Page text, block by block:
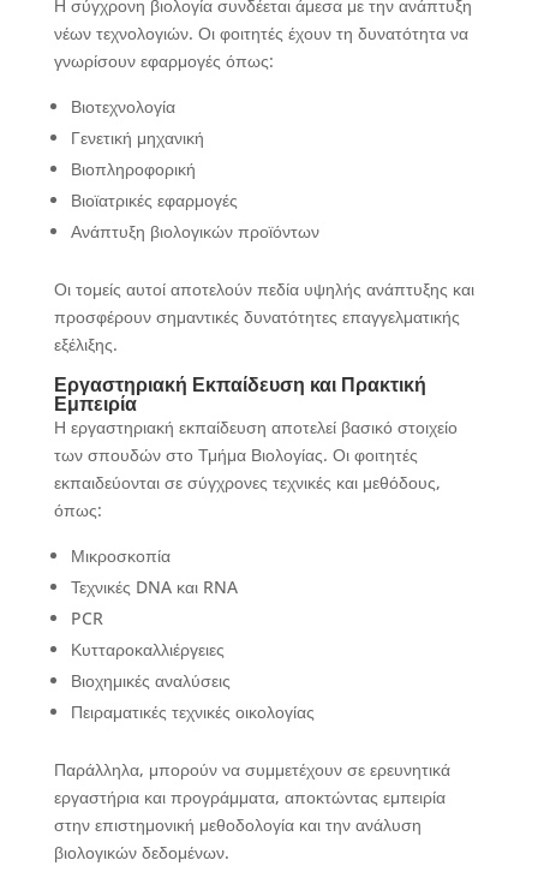
Η σύγχρονη βιολογία συνδέεται άμεσα με την ανάπτυξη
νέων τεχνολογιών. Οι φοιτητές έχουν τη δυνατότητα να
γνωρίσουν εφαρμογές όπως:
Βιοτεχνολογία
Γενετική μηχανική
Βιοπληροφορική
Βιοϊατρικές εφαρμογές
Ανάπτυξη βιολογικών προϊόντων
Οι τομείς αυτοί αποτελούν πεδία υψηλής ανάπτυξης και
προσφέρουν σημαντικές δυνατότητες επαγγελματικής
εξέλιξης.
Εργαστηριακή Εκπαίδευση και Πρακτική
Εμπειρία
Η εργαστηριακή εκπαίδευση αποτελεί βασικό στοιχείο
των σπουδών στο Τμήμα Βιολογίας. Οι φοιτητές
εκπαιδεύονται σε σύγχρονες τεχνικές και μεθόδους,
όπως:
Μικροσκοπία
Τεχνικές DNA και RNA
PCR
Κυτταροκαλλιέργειες
Βιοχημικές αναλύσεις
Πειραματικές τεχνικές οικολογίας
Παράλληλα, μπορούν να συμμετέχουν σε ερευνητικά
εργαστήρια και προγράμματα, αποκτώντας εμπειρία
στην επιστημονική μεθοδολογία και την ανάλυση
βιολογικών δεδομένων.